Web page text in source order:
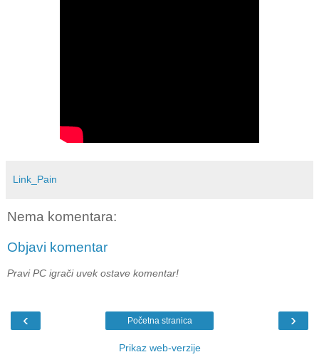
Link_Pain
Nema komentara:
Objavi komentar
Pravi PC igrači uvek ostave komentar!
‹ ›
Početna stranica
Prikaz web-verzije